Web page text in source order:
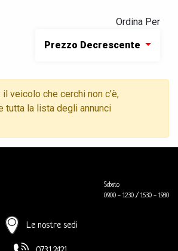
Ordina Per
Prezzo Decrescente
veicolo che cerchi non c’è,
tutta la lista degli annunci
Sabato
09.00 - 12.30 / 15.30 - 19.30
Le nostre sedi